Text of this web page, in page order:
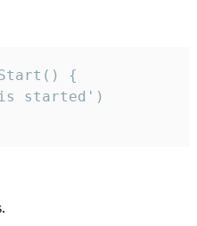
{
started')